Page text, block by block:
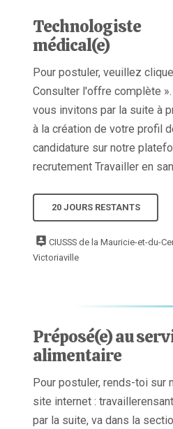
Technologiste
médical(e)
Pour postuler, veuillez
Consulter l'offre complète
vous invitons par la suite à
à la création de votre profil
candidature sur notre
recrutement Travailler en
20 JOURS RESTANTS
CIUSSS de la Mauricie-et-du-
Victoriaville
Préposé(e) au
alimentaire
Pour postuler, rends-toi sur
site internet :
par la suite, va dans la